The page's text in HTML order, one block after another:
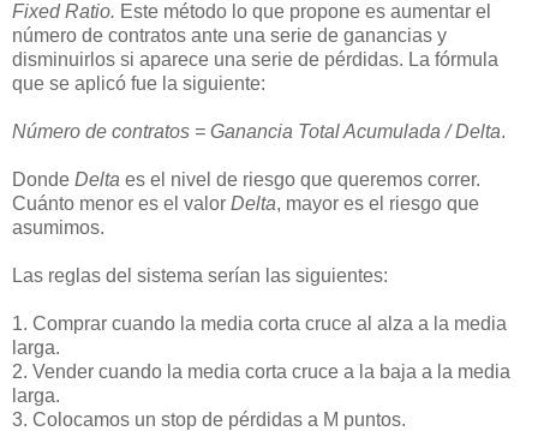
Fixed Ratio. Este método lo que propone es aumentar el
número de contratos ante una serie de ganancias y
disminuirlos si aparece una serie de pérdidas. La fórmula
que se aplicó fue la siguiente:
Número de contratos = Ganancia Total Acumulada / Delta.
Donde Delta es el nivel de riesgo que queremos correr.
Cuánto menor es el valor Delta, mayor es el riesgo que
asumimos.
Las reglas del sistema serían las siguientes:
1. Comprar cuando la media corta cruce al alza a la media
larga.
2. Vender cuando la media corta cruce a la baja a la media
larga.
3. Colocamos un stop de pérdidas a M puntos.